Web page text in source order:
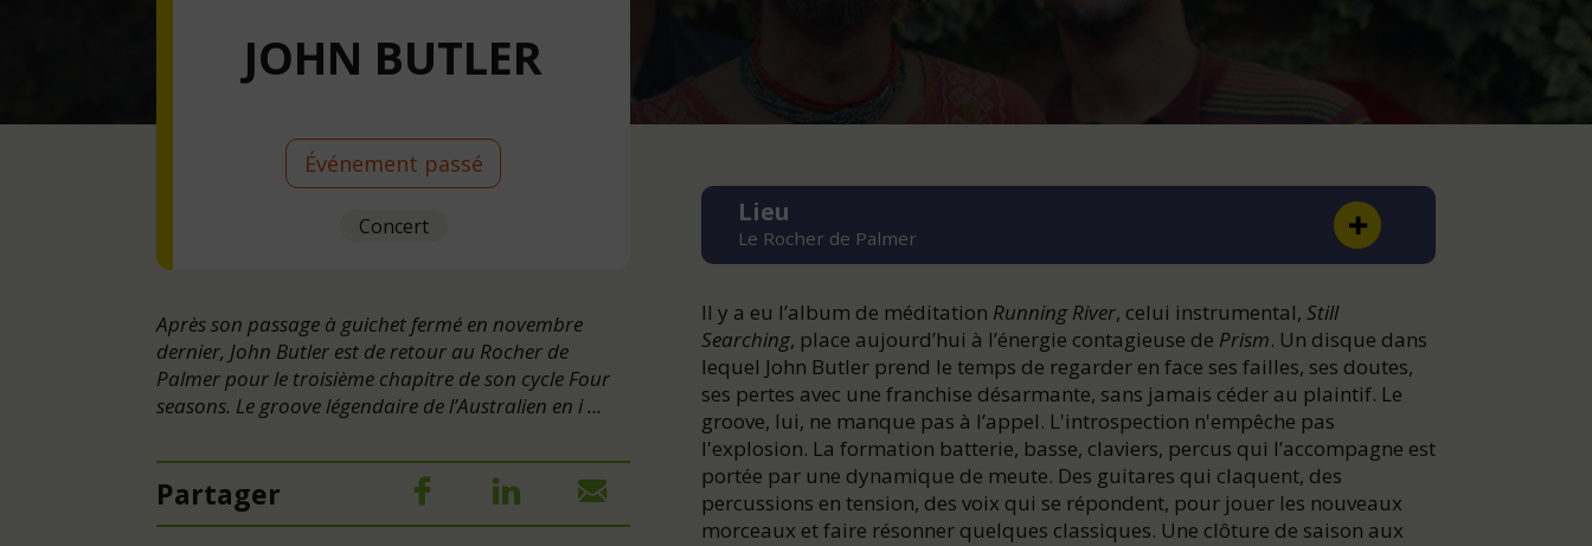
JOHN BUTLER
Événement passé
Concert
Après son passage à guichet fermé en novembre
dernier, John Butler est de retour au Rocher de
Palmer pour le troisième chapitre de son cycle Four
seasons. Le groove légendaire de l’Australien en i ...
Partager
Lieu
Le Rocher de Palmer
Il y a eu l’album de méditation Running River, celui instrumental, Still
Searching, place aujourd’hui à l’énergie contagieuse de Prism. Un disque dans
lequel John Butler prend le temps de regarder en face ses failles, ses doutes,
ses pertes avec une franchise désarmante, sans jamais céder au plaintif. Le
groove, lui, ne manque pas à l’appel. L'introspection n'empêche pas
l'explosion. La formation batterie, basse, claviers, percus qui l’accompagne est
portée par une dynamique de meute. Des guitares qui claquent, des
percussions en tension, des voix qui se répondent, pour jouer les nouveaux
morceaux et faire résonner quelques classiques. Une clôture de saison aux